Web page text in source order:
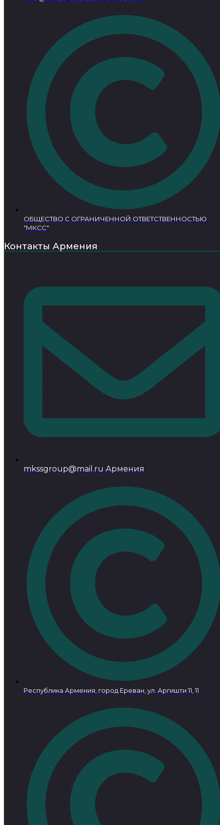
ОБЩЕСТВО С ОГРАНИЧЕННОЙ ОТВЕТСТВЕННОСТЬЮ
"МКСС"
Контакты Армения
mkssgroup@mail.ru Армения
Республика Армения, город Ереван, ул. Аргишти 11, 11